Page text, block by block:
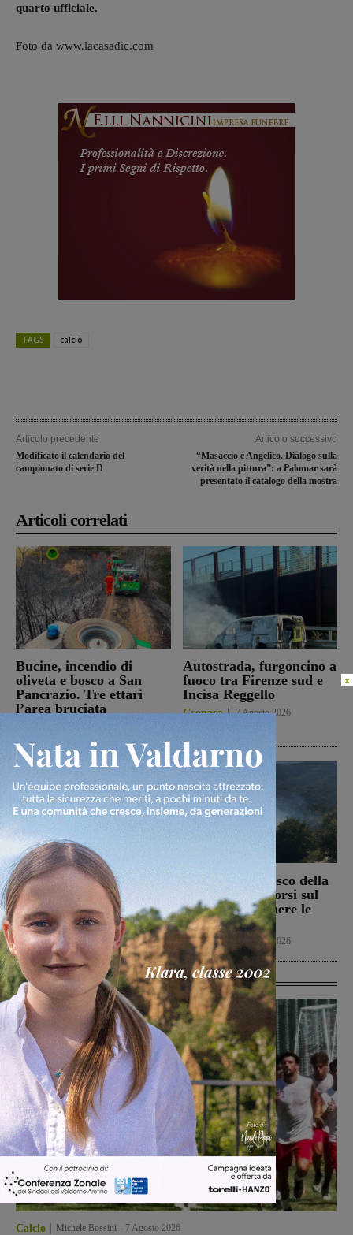
quarto ufficiale.
Foto da www.lacasadic.com
TAGS calcio
Articolo precedente
Modificato il calendario del
campionato di serie D
Articolo successivo
“Masaccio e Angelico. Dialogo sulla
verità nella pittura”: a Palomar sarà
presentato il catalogo della mostra
Articoli correlati
Bucine, incendio di
oliveta e bosco a San
Pancrazio. Tre ettari
l’area bruciata
Autostrada, furgoncino a
fuoco tra Firenze sud e
Incisa Reggello
Cronaca 7 Agosto 2026
Il Terranuova Traiana
allo “Zecchini” di
Grosseto per una gara
amichevole
Calcio 7 Agosto 2026
Incendio nel bosco della
Trappola. Soccorsi sul
posto per spegnere le
fiamme
Cronaca 7 Agosto 2026
Ultime Calcio
Calcio Michele Bossini 7 Agosto 2026
×